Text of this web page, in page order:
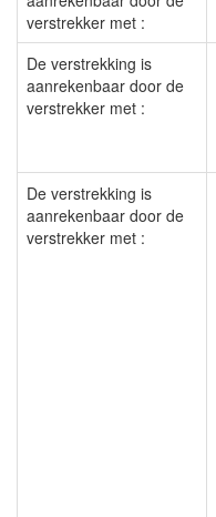
verstrekker met :
De verstrekking is
aanrekenbaar door de
verstrekker met :
De verstrekking is
aanrekenbaar door de
verstrekker met :